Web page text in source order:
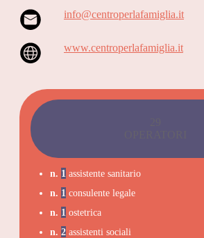
info@centroperlafamiglia.it
www.centroperlafamiglia.it
n. 1 assistente sanitario
n. 1 consulente legale
n. 1 ostetrica
n. 2 assistenti sociali